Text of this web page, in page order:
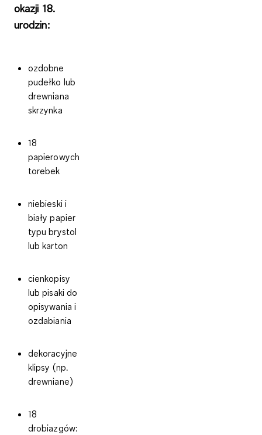
okazji 18.
urodzin:
ozdobne
pudełko lub
drewniana
skrzynka
18
papierowych
torebek
niebieski i
biały papier
typu brystol
lub karton
cienkopisy
lub pisaki do
opisywania i
ozdabiania
dekoracyjne
klipsy (np.
drewniane)
18
drobiazgów: